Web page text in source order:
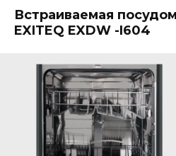
Встраиваемая
EXITEQ EXDW -I604